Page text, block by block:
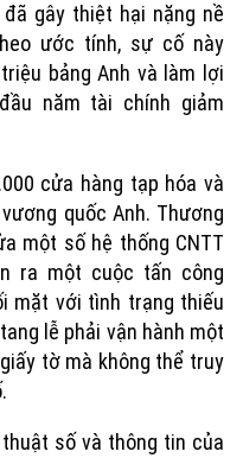
gây thiệt hại nặng nề
ước tính, sự cố này
bảng Anh và làm lợi
năm tài chính giảm
cửa hàng tạp hóa và
quốc Anh. Thương
một số hệ thống CNTT
ra một cuộc tấn công
mặt với tình trạng thiếu
lễ phải vận hành một
tờ mà không thể truy
thuật số và thông tin của